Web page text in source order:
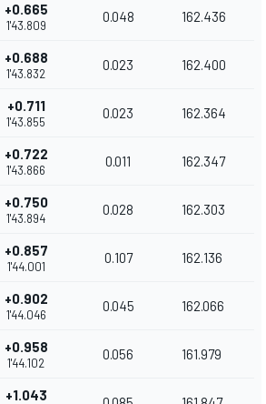
+0.665
1'43.809
0.048 162.436
+0.688
1'43.832
0.023 162.400
+0.711
1'43.855
0.023 162.364
+0.722
1'43.866
0.011 162.347
+0.750
1'43.894
0.028 162.303
+0.857
1'44.001
0.107 162.136
+0.902
1'44.046
0.045 162.066
+0.958
1'44.102
0.056 161.979
+1.043